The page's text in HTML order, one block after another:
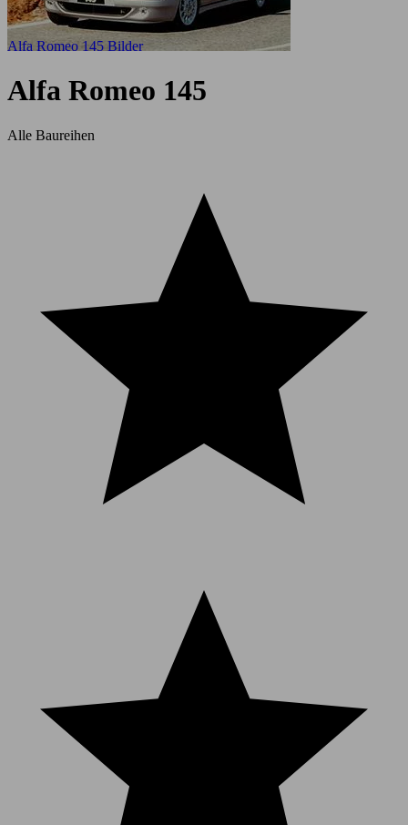
Alfa Romeo 145 Bilder
Alfa Romeo 145
Alle Baureihen